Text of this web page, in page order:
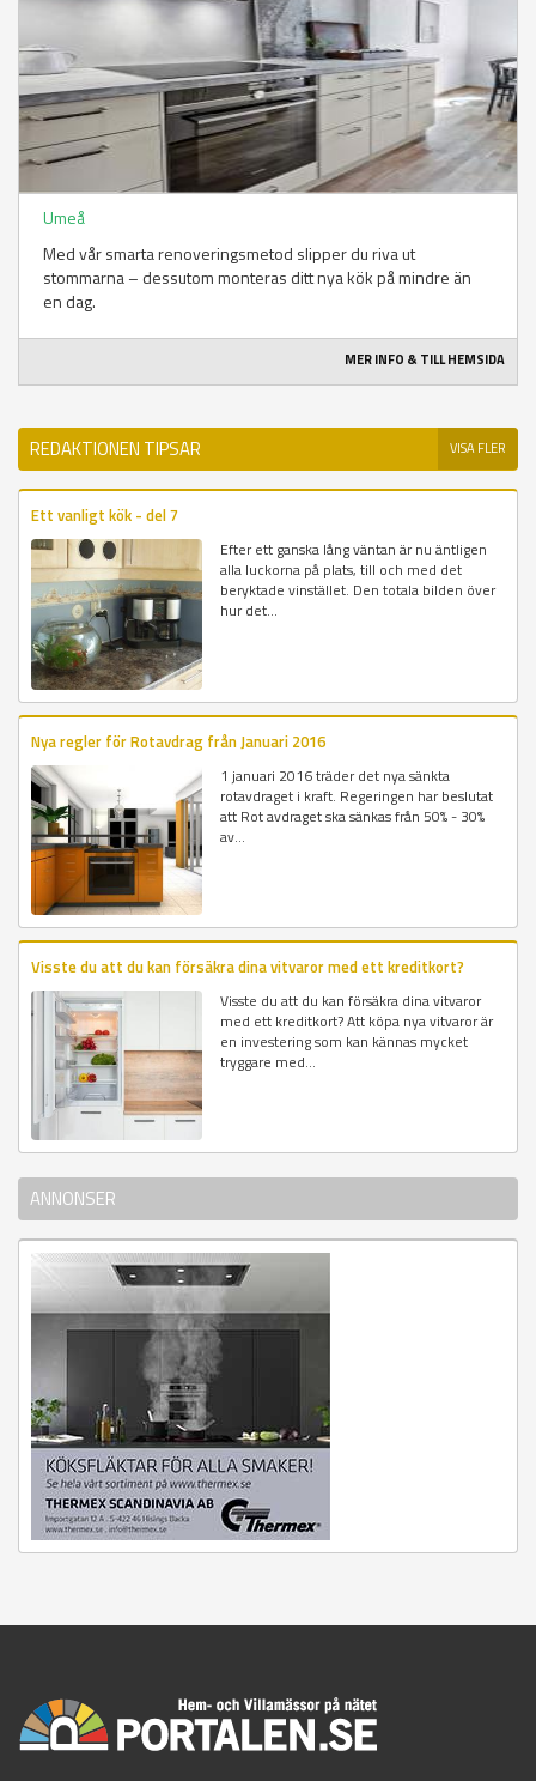
Umeå
Med vår smarta renoveringsmetod slipper du riva ut
stommarna – dessutom monteras ditt nya kök på mindre än
en dag.
MER INFO & TILL HEMSIDA
REDAKTIONEN TIPSAR VISA FLER
Ett vanligt kök - del 7
Efter ett ganska lång väntan är nu äntligen
alla luckorna på plats, till och med det
beryktade vinstället. Den totala bilden över
hur det...
Nya regler för Rotavdrag från Januari 2016
1 januari 2016 träder det nya sänkta
rotavdraget i kraft. Regeringen har beslutat
att Rot avdraget ska sänkas från 50% - 30%
av...
Visste du att du kan försäkra dina vitvaror med ett kreditkort?
Visste du att du kan försäkra dina vitvaror
med ett kreditkort? Att köpa nya vitvaror är
en investering som kan kännas mycket
tryggare med...
ANNONSER